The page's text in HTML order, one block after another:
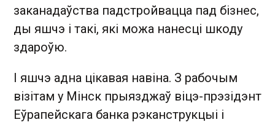
заканадаўства падстройвацца пад бізнес,
ды яшчэ і такі, які можа нанесці шкоду
здароўю.
І яшчэ адна цікавая навіна. З рабочым
візітам у Мінск прыязджаў віцэ-прэзідэнт
Еўрапейскага банка рэканструкцыі і